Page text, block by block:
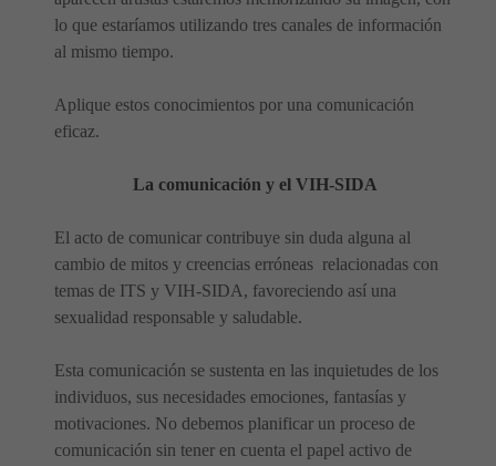
lo que estaríamos utilizando tres canales de información
al mismo tiempo.
Aplique estos conocimientos por una comunicación
eficaz.
La comunicación y el VIH-SIDA
El acto de comunicar contribuye sin duda alguna al
cambio de mitos y creencias erróneas relacionadas con
temas de ITS y VIH-SIDA, favoreciendo así una
sexualidad responsable y saludable.
Esta comunicación se sustenta en las inquietudes de los
individuos, sus necesidades emociones, fantasías y
motivaciones. No debemos planificar un proceso de
comunicación sin tener en cuenta el papel activo de